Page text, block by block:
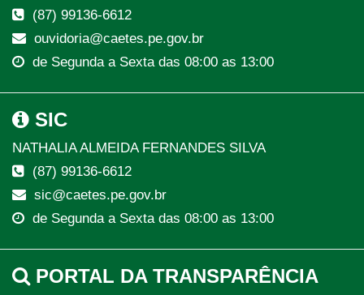
(87) 99136-6612
ouvidoria@caetes.pe.gov.br
de Segunda a Sexta das 08:00 as 13:00
SIC
NATHALIA ALMEIDA FERNANDES SILVA
(87) 99136-6612
sic@caetes.pe.gov.br
de Segunda a Sexta das 08:00 as 13:00
PORTAL DA TRANSPARÊNCIA